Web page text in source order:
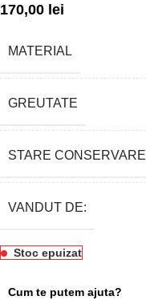
170,00 lei
MATERIAL
GREUTATE
STARE CONSERVARE
VANDUT DE:
Stoc epuizat
Cum te putem ajuta?